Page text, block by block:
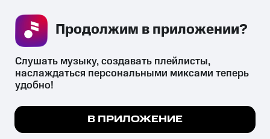
СКАЧАТЬ ПРИЛОЖЕНИЕ
психотропных веществ, их аналогов причиняет вред здоровью,
их незаконный оборот запрещён и влечёт установленную
законодательством ответственность.
Мы используем куки, чтобы на сайте все
Подробнее
Слушать музыку, создавать плейлисты,
наслаждаться персональными миксами теперь
удобно!
В ПРИЛОЖЕНИЕ